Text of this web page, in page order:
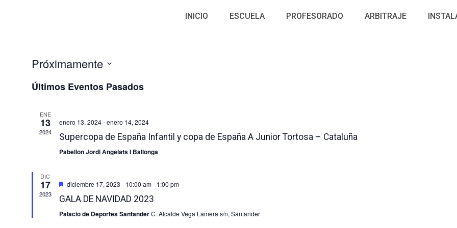
INICIO ESCUELA PROFESORADO ARBITRAJE
Próximamente
fecha.
Últimos Eventos Pasados
ENE
13
2024
enero 13, 2024-enero 14, 2024
Supercopa de España Infantil y copa de España A Junior Tortosa – Cataluña
Pabellon Jordi Angelats I Ballonga
DIC
17
2023
Destacado
diciembre 17, 2023 - 10:00 am- 1:00 pm
GALA DE NAVIDAD 2023
Palacio de Deportes SantanderC. Alcalde Vega Lamera s/n, Santander